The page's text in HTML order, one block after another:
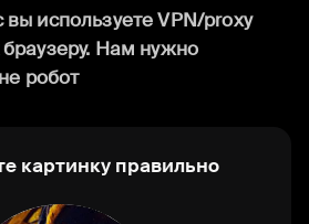
используете VPN/proxy
Нам нужно
робот
картинку правильно